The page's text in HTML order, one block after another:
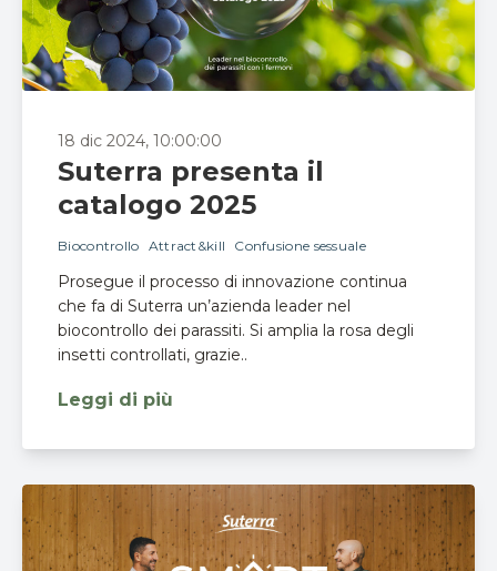
18 dic 2024, 10:00:00
Suterra presenta il
catalogo 2025
Biocontrollo Attract&kill Confusione sessuale
Prosegue il processo di innovazione continua
che fa di Suterra un’azienda leader nel
biocontrollo dei parassiti. Si amplia la rosa degli
insetti controllati, grazie..
Leggi di più